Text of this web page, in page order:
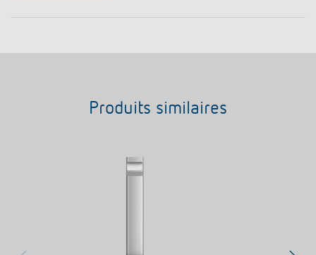
Produits similaires